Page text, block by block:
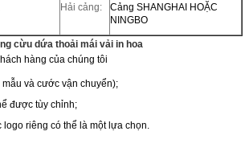
Hải cảng:
Cảng SHANGHAI HOẶC
NINGBO
cừu dứa thoải mái vải in hoa
hàng của chúng tôi
và cước vận chuyển);
được tùy chỉnh;
logo riêng có thể là một lựa chọn.